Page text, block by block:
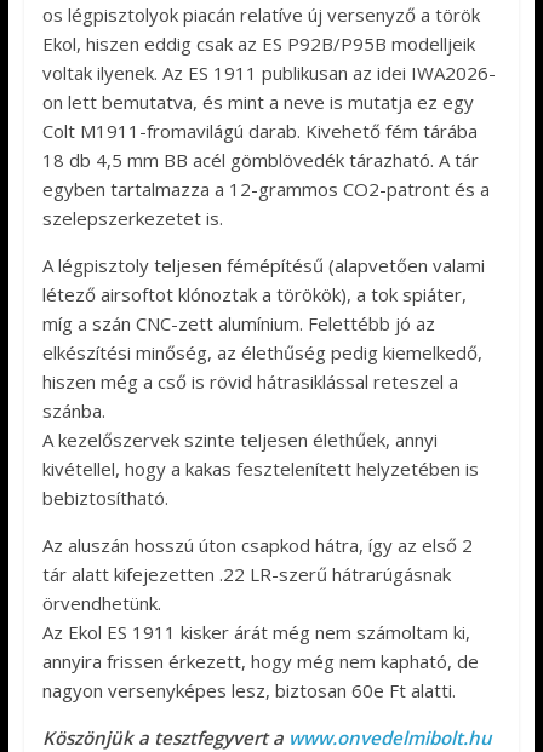
os légpisztolyok piacán relatíve új versenyző a török
Ekol, hiszen eddig csak az ES P92B/P95B modelljeik
voltak ilyenek. Az ES 1911 publikusan az idei IWA2026-
on lett bemutatva, és mint a neve is mutatja ez egy
Colt M1911-fromavilágú darab. Kivehető fém tárába
18 db 4,5 mm BB acél gömblövedék tárazható. A tár
egyben tartalmazza a 12-grammos CO2-patront és a
szelepszerkezetet is.
A légpisztoly teljesen fémépítésű (alapvetően valami
létező airsoftot klónoztak a törökök), a tok spiáter,
míg a szán CNC-zett alumínium. Felettébb jó az
elkészítési minőség, az élethűség pedig kiemelkedő,
hiszen még a cső is rövid hátrasiklással reteszel a
szánba.
A kezelőszervek szinte teljesen élethűek, annyi
kivétellel, hogy a kakas fesztelenített helyzetében is
bebiztosítható.
Az aluszán hosszú úton csapkod hátra, így az első 2
tár alatt kifejezetten .22 LR-szerű hátrarúgásnak
örvendhetünk.
Az Ekol ES 1911 kisker árát még nem számoltam ki,
annyira frissen érkezett, hogy még nem kapható, de
nagyon versenyképes lesz, biztosan 60e Ft alatti.
Köszönjük a tesztfegyvert a www.onvedelmibolt.hu